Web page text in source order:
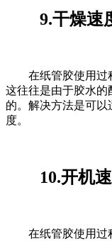
9.干燥速
在纸管胶使用过程
这往往是由于胶水的
的。解决方法是可
度。
10.开机速
在纸管胶使用过程